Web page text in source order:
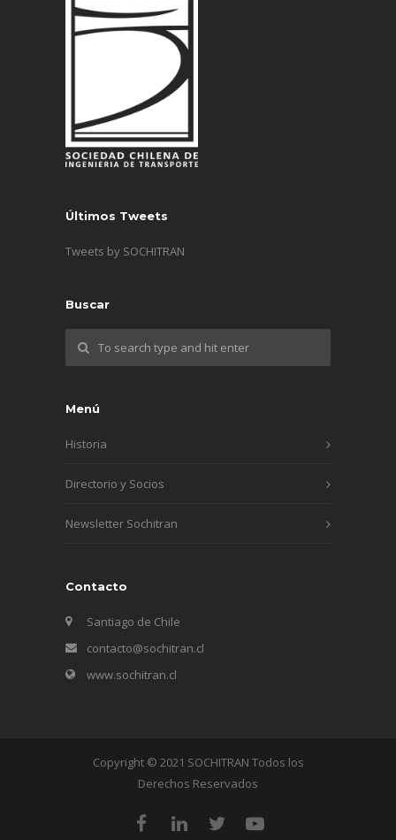
Últimos Tweets
Tweets by SOCHITRAN
Buscar
Menú
Historia
Directorio y Socios
Newsletter Sochitran
Contacto
Santiago de Chile
contacto@sochitran.cl
www.sochitran.cl
Copyright © 2021 SOCHITRAN Todos los
Derechos Reservados